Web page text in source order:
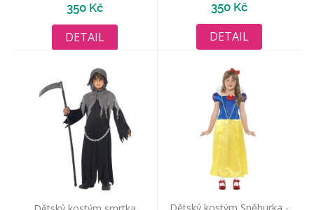
350 Kč
DETAIL
350 Kč
DETAIL